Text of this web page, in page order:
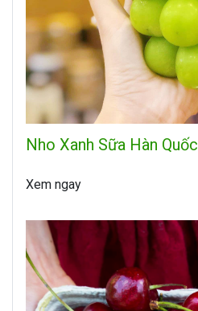
Nho Xanh Sữa Hàn Quốc
Xem ngay